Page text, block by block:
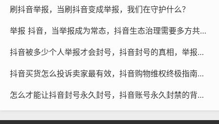
@作品代处理
微信咨询
怎么样才能让快手号封掉呢微信
刷抖音举报，当刷抖音变成举报，我们在守护什么？
举报 抖音，当举报成为常态，抖音生态治理需要多方共治的智慧
抖音被多少个人举报才会封号，抖音封号的真相，举报人数只是冰山一角
抖音买货怎么投诉卖家最有效，抖音购物维权终极指南，这样投诉卖家最快最狠！
怎么才能让抖音封号永久封号，抖音账号永久封禁的背后，规则红线与极端误解